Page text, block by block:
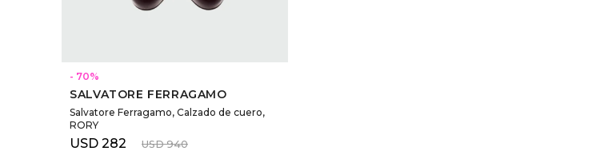
70
SALVATORE FERRAGAMO
Salvatore Ferragamo, Calzado de cuero,
RORY
USD 282 USD 940